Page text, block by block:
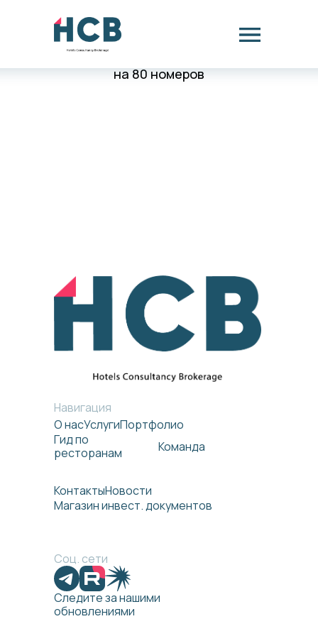
Бизнес-план открытия загородного отеля 5*
на 80 номеров
Соц. сети
Следите за нашими
обновлениями
Навигация
О насУслугиПортфолио
Гид по
ресторанам
Команда
КонтактыНовости
Магазин инвест. документов